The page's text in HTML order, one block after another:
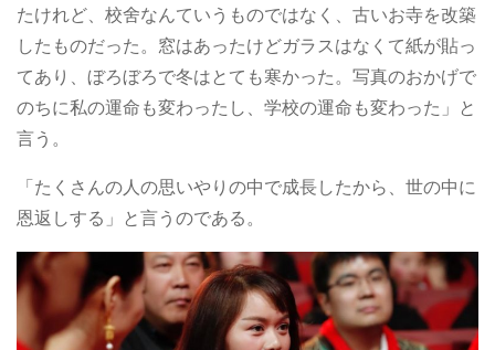
たけれど、校舍なんていうものではなく、古いお寺を改築
したものだった。窓はあったけどガラスはなくて紙が貼っ
てあり、ぼろぼろで冬はとても寒かった。写真のおかげで
のちに私の運命も変わったし、学校の運命も変わった」と
言う。
「たくさんの人の思いやりの中で成長したから、世の中に
恩返しする」と言うのである。